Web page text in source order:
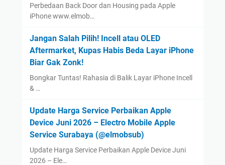
Perbedaan Back Door dan Housing pada Apple
iPhone www.elmob…
Jangan Salah Pilih! Incell atau OLED
Aftermarket, Kupas Habis Beda Layar iPhone
Biar Gak Zonk!
Bongkar Tuntas! Rahasia di Balik Layar iPhone Incell
& …
Update Harga Service Perbaikan Apple
Device Juni 2026 – Electro Mobile Apple
Service Surabaya (@elmobsub)
Update Harga Service Perbaikan Apple Device Juni
2026 – Ele…